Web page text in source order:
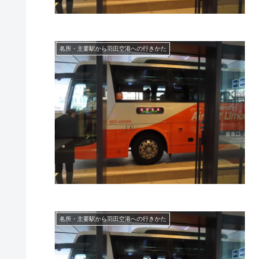
名所・主要駅から羽田空港への行きかた
名所・主要駅から羽田空港への行きかた